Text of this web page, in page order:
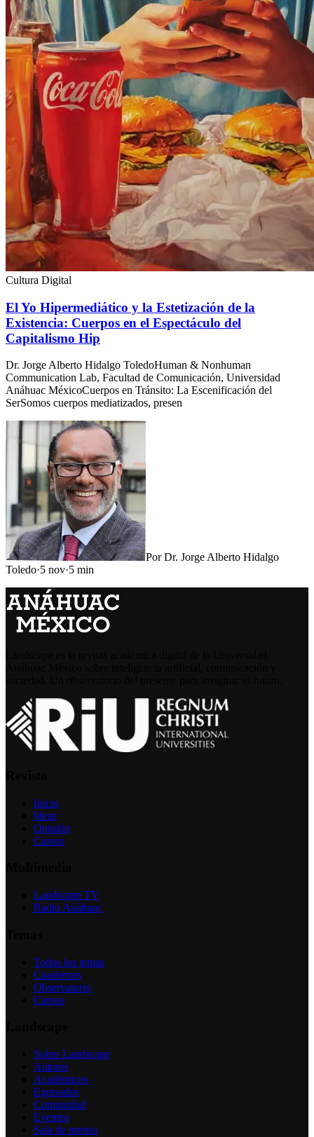
Cultura Digital
El Yo Hipermediático y la Estetización de la
Existencia: Cuerpos en el Espectáculo del
Capitalismo Hip
Dr. Jorge Alberto Hidalgo ToledoHuman & Nonhuman
Communication Lab, Facultad de Comunicación, Universidad
Anáhuac MéxicoCuerpos en Tránsito: La Escenificación del
SerSomos cuerpos mediatizados, presen
PorDr. Jorge Alberto Hidalgo
Toledo·5 nov·5 min
Inicio
Ideas
Opinión
Cursos
Landscape TV
Radio Anáhuac
Todos los temas
Cuadernos
Observatorio
Cursos
Sobre Landscape
Autores
Académicos
Egresados
Comunidad
Eventos
Sala de prensa